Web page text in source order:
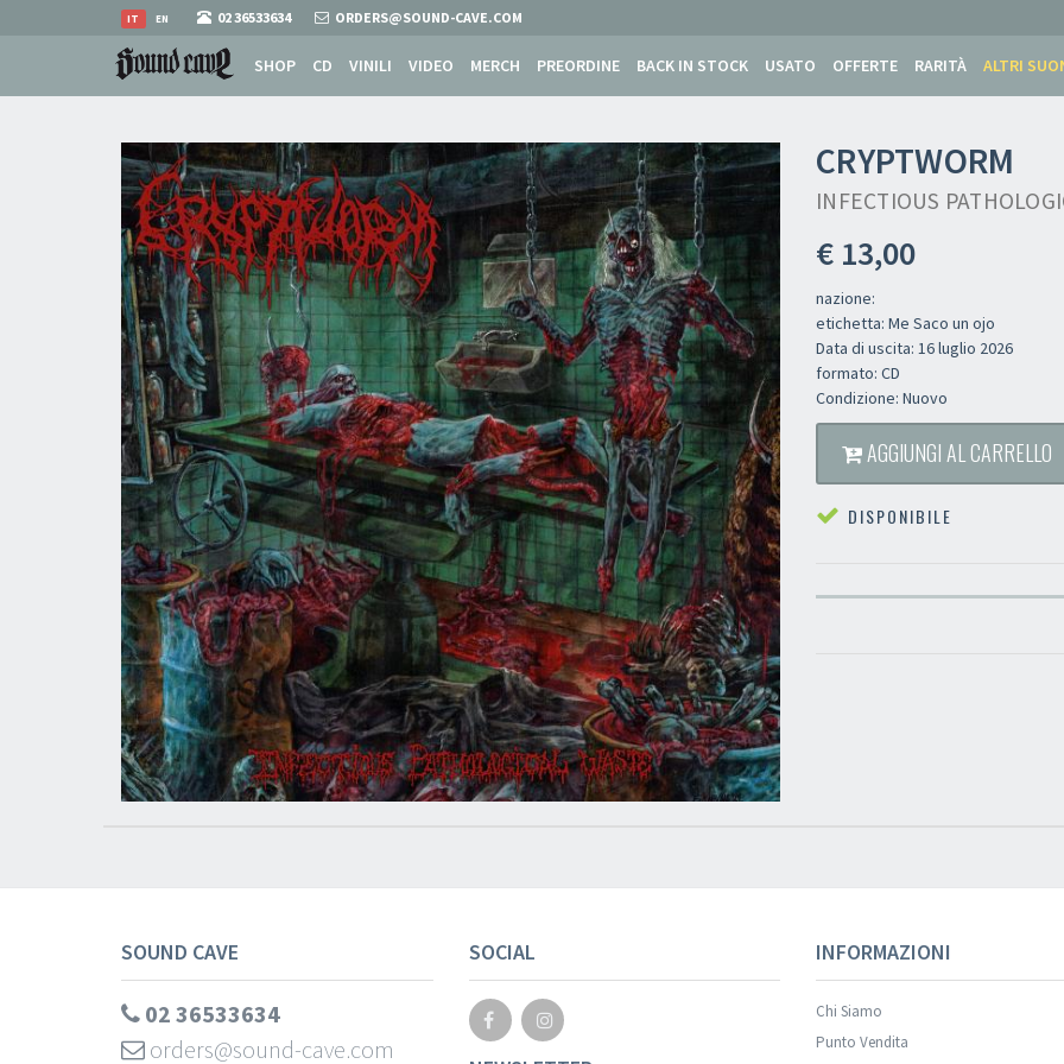
EN
IT 02 36533634 ORDERS@SOUND-CAVE.COM
SHOP CD VINILI VIDEO MERCH PREORDINE BACK IN STOCK USATO OFFERTE RARITÀ ALTRI
CRYPTWORM
INFECTIOUS
€ 13,00
nazione:
etichetta: Me Saco un ojo
Data di uscita: 16 luglio 2026
formato: CD
Condizione: Nuovo
AGGIUNGI AL CARRELLO
DISPONIBILE
SOUND CAVE
02 36533634
orders@sound-cave.com
SOCIAL INFORMAZIONI
Chi Siamo
Punto Vendita